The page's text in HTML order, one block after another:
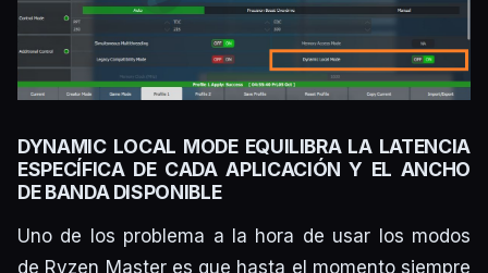
DYNAMIC LOCAL MODE EQUILIBRA LA LATENCIA
ESPECÍFICA DE CADA APLICACIÓN Y EL ANCHO
DE BANDA DISPONIBLE
Uno de los problema a la hora de usar los modos
de Ryzen Master es que hasta el momento siempre